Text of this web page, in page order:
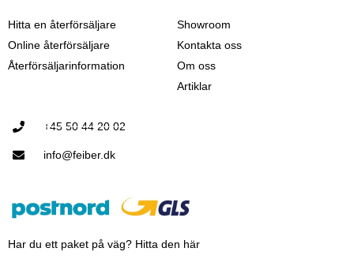
Hitta en återförsäljare
Online återförsäljare
Återförsäljarinformation
Showroom
Kontakta oss
Om oss
Artiklar
+45 50 44 20 02
info@feiber.dk
Har du ett paket på väg? Hitta den här